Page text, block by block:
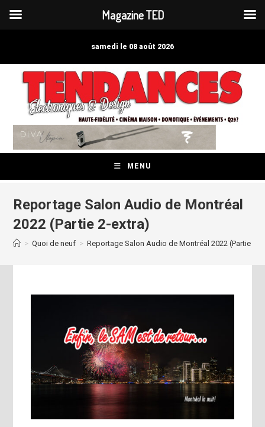
samedi le 08 août 2026
MENU
Reportage Salon Audio de Montréal
2022 (Partie 2-extra)
> Quoi de neuf > Reportage Salon Audio de Montréal 2022 (Partie 2-
Magazine TED